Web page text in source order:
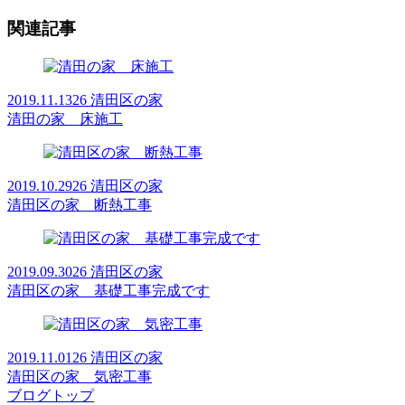
関連記事
2019.11.1326 清田区の家
清田の家 床施工
2019.10.2926 清田区の家
清田区の家 断熱工事
2019.09.3026 清田区の家
清田区の家 基礎工事完成です
2019.11.01 26 清田区の家
清田区の家 気密工事
ブログトップ